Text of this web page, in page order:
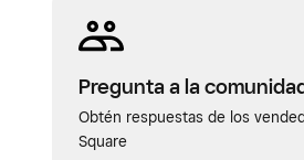
Pregunta a la
Obtén respuestas de los
Square